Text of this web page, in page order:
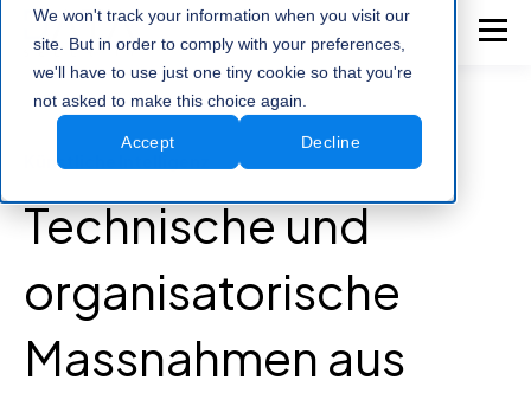
We won't track your information when you visit our
site. But in order to comply with your preferences,
we'll have to use just one tiny cookie so that you're
not asked to make this choice again.
Accept Decline
Künstliche Intelligenz
Technische und
organisatorische
Massnahmen aus